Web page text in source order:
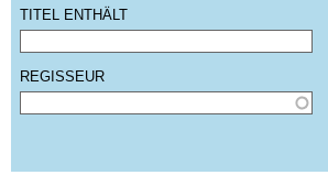
TITEL ENTHÄLT
REGISSEUR